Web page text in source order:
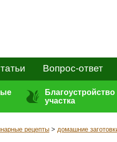
Вопрос-ответ
Благоустройство
участка
рецепты > домашние